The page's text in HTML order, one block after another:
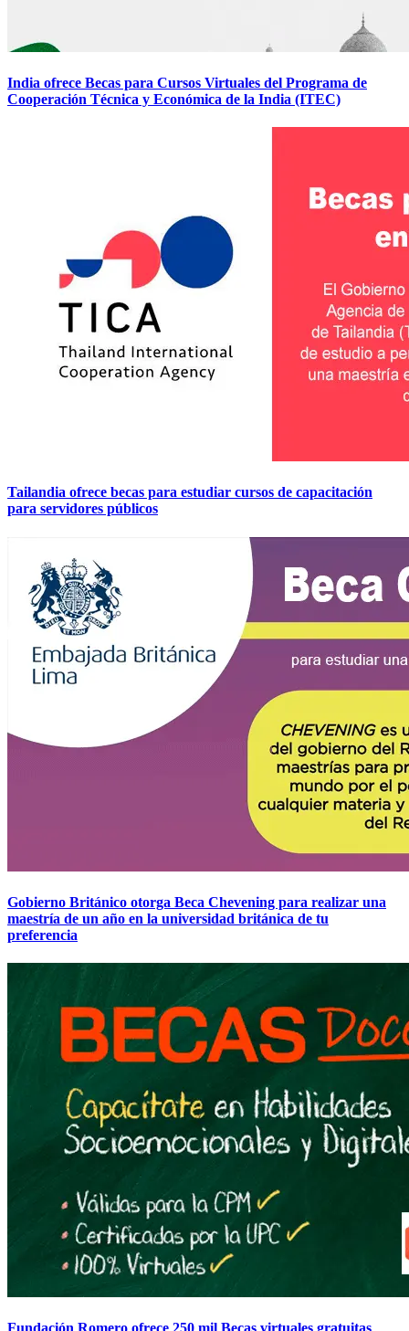
India ofrece Becas para Cursos Virtuales del Programa de
Cooperación Técnica y Económica de la India (ITEC)
Tailandia ofrece becas para estudiar cursos de capacitación
para servidores públicos
Gobierno Británico otorga Beca Chevening para realizar una
maestría de un año en la universidad británica de tu
preferencia